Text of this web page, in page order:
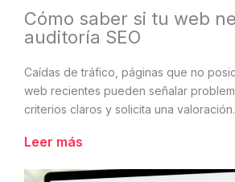
Cómo saber si tu web
auditoría SEO
Caídas de tráfico, páginas que no
web recientes pueden señalar
criterios claros y solicita una valoración.
Leer más